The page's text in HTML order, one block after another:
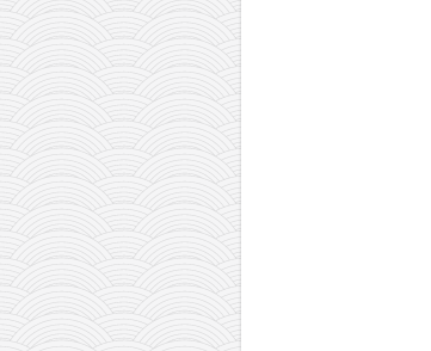
бесплатна е-књига
термини тренинга
моја прича
моја прича
фотке
контакт